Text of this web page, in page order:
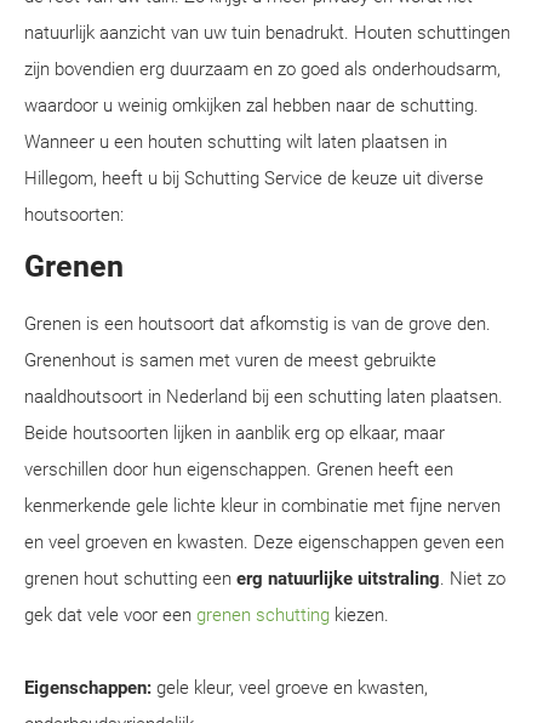
natuurlijk aanzicht van uw tuin benadrukt. Houten schuttingen
zijn bovendien erg duurzaam en zo goed als onderhoudsarm,
waardoor u weinig omkijken zal hebben naar de schutting.
Wanneer u een houten schutting wilt laten plaatsen in
Hillegom, heeft u bij Schutting Service de keuze uit diverse
houtsoorten:
Grenen
Grenen is een houtsoort dat afkomstig is van de grove den.
Grenenhout is samen met vuren de meest gebruikte
naaldhoutsoort in Nederland bij een schutting laten plaatsen.
Beide houtsoorten lijken in aanblik erg op elkaar, maar
verschillen door hun eigenschappen. Grenen heeft een
kenmerkende gele lichte kleur in combinatie met fijne nerven
en veel groeven en kwasten. Deze eigenschappen geven een
grenen hout schutting een erg natuurlijke uitstraling. Niet zo
gek dat vele voor een grenen schutting kiezen.
Eigenschappen: gele kleur, veel groeve en kwasten,